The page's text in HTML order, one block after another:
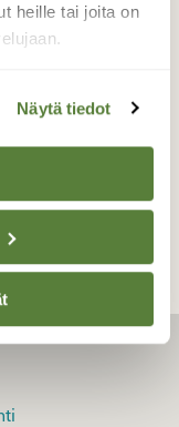
heille tai joita on
Näytä tiedot
Nuuksion